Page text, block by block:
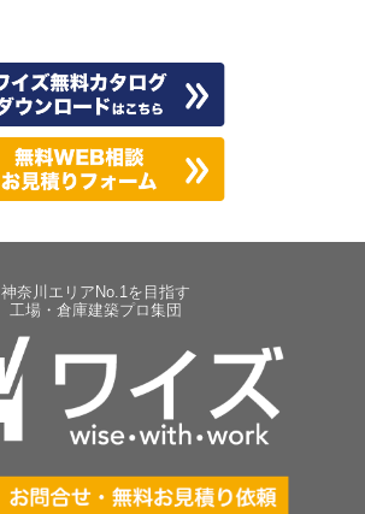
神奈川エリアNo.1を目指す
工場・倉庫建築プロ集団